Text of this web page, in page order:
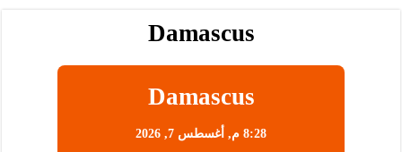
Damascus
Damascus
8:28 م, أغسطس 7, 2026